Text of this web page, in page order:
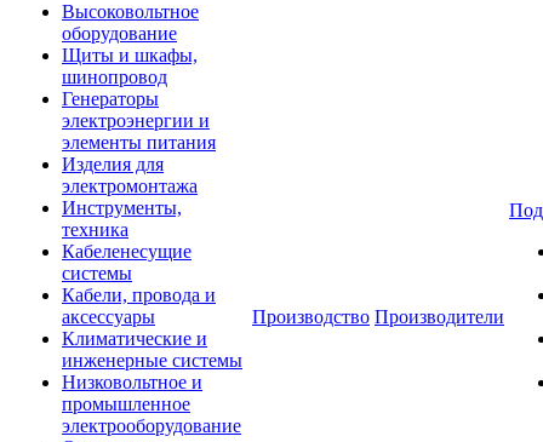
Высоковольтное
оборудование
Щиты и шкафы,
шинопровод
Генераторы
электроэнергии и
элементы питания
Изделия для
электромонтажа
Инструменты,
техника
Кабеленесущие
системы
Кабели, провода и
аксессуары
Климатические и
инженерные системы
Низковольтное и
промышленное
электрооборудование
Производство Производители